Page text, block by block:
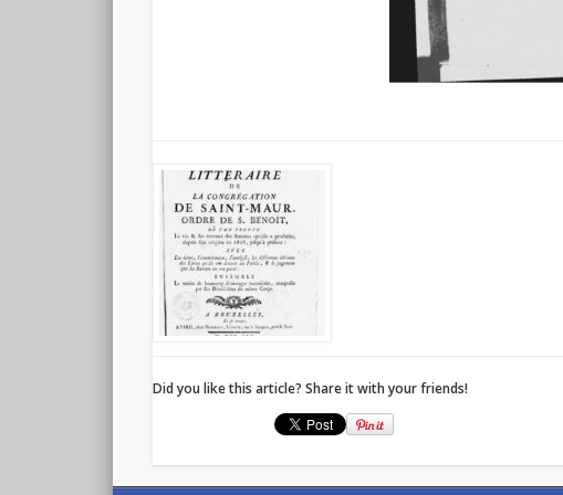
Did you like this article? Share it with your friends!